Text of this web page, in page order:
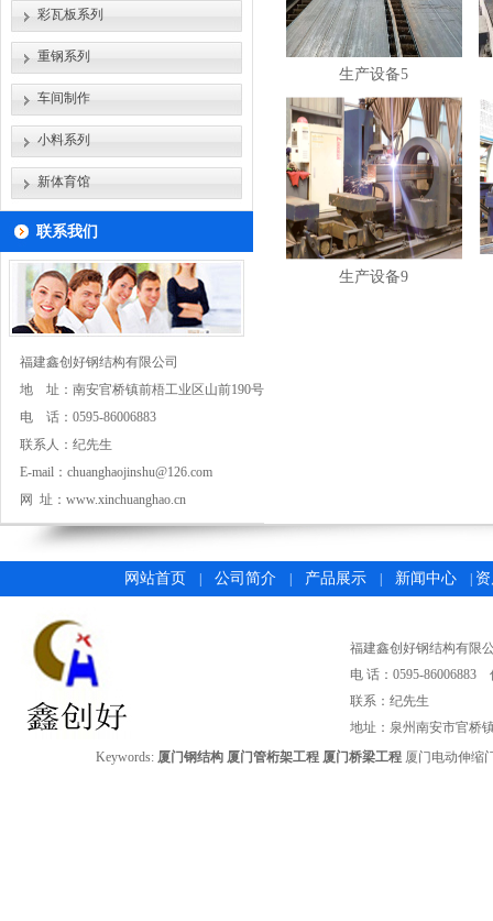
彩瓦板系列
重钢系列
车间制作
小料系列
新体育馆
联系我们
福建鑫创好钢结构有限公司
地 址：南安官桥镇前梧工业区山前190号
电 话：0595-86006883
联系人：纪先生
E-mail： chuanghaojinshu@126.com
网 址： www.xinchuanghao.cn
生产设备5
生产设备9
网站首页 公司简介| 产品展示| 新闻中心|
福建鑫创好钢结构有限
电 话：0595-
联系：纪先生
地址：泉州南安市官桥
Keywords: 厦门钢结构 厦门管桁架工程 厦门桥梁工程 厦门电动伸缩